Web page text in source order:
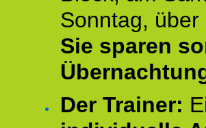
Sonntag, über
Sie sparen
Der Trainer: